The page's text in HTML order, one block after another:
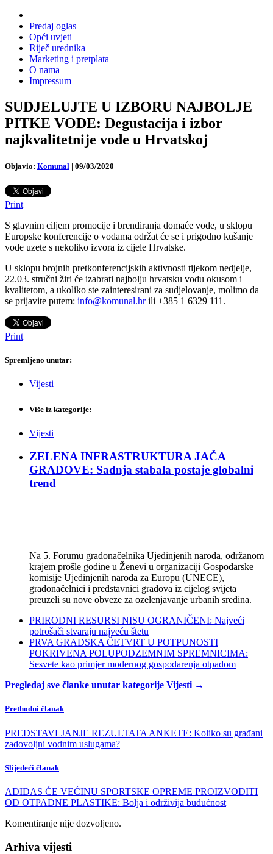
Predaj oglas
Opći uvjeti
Riječ urednika
Marketing i pretplata
O nama
Impressum
SUDJELUJTE U IZBORU NAJBOLJE
PITKE VODE: Degustacija i izbor
najkvalitetnije vode u Hrvatskoj
Objavio: Komunal | 09/03/2020
Print
S glavnim ciljem promocije i brendiranja domaće vode, u sklopu
Europske konferencije o vodama održat će se i prigodno kušanje
vode uzete s nekoliko izvora iz cijele Hrvatske.
U sklopu brojnih pretkonferencijskih aktivnosti tijekom nedjelje,
22.03. stručni žiri će izabrati najbolju hrvatsku vodu okusom i
kvalitetom, a ukoliko ste zainteresirani za sudjelovanje, molimo da
se prijavite putem: info@komunal.hrili +385 1 6329 111.
Print
Spremljeno unutar:
Vijesti
Više iz kategorije:
Vijesti
ZELENA INFRASTRUKTURA JAČA
GRADOVE: Sadnja stabala postaje globalni
trend
Na 5. Forumu gradonačelnika Ujedinjenih naroda, održanom
krajem prošle godine u Ženevi u organizaciji Gospodarske
komisije Ujedinjenih naroda za Europu (UNECE),
gradonačelnici i predstavnici gradova iz cijelog svijeta
preuzeli su nove obveze za ozelenjavanje urbanih sredina.
PRIRODNI RESURSI NISU OGRANIČENI: Najveći
potrošači stvaraju najveću štetu
PRVA GRADSKA ČETVRT U POTPUNOSTI
POKRIVENA POLUPODZEMNIM SPREMNICIMA:
Sesvete kao primjer modernog gospodarenja otpadom
Pregledaj sve članke unutar kategorije Vijesti →
Prethodni članak
PREDSTAVLJANJE REZULTATA ANKETE: Koliko su građani
zadovoljni vodnim uslugama?
Slijedeći članak
ADIDAS ĆE VEĆINU SPORTSKE OPREME PROIZVODITI
OD OTPADNE PLASTIKE: Bolja i održivija budućnost
Komentiranje nije dozvoljeno.
Arhiva vijesti